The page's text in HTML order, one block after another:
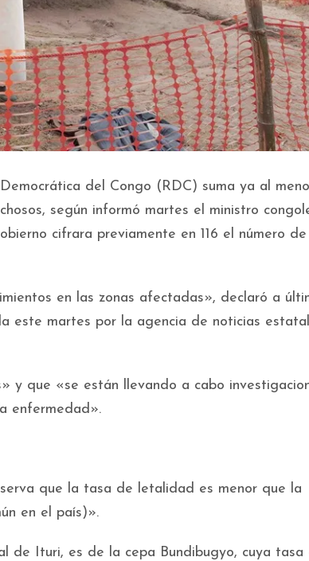
del Congo (RDC) suma ya al
según informó martes el ministro
cifrara previamente en 116 el número de
en las zonas afectadas», declaró a
este martes por la agencia de noticias estatal
y que «se están llevando a cabo
enfermedad».
que la tasa de letalidad es menor que la
en el país)».
de Ituri, es de la cepa Bundibugyo, cuya tasa